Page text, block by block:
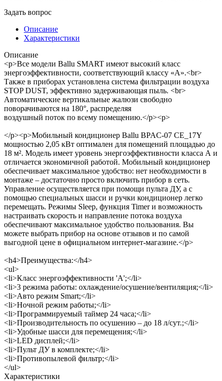
Задать вопрос
Описание
Характеристики
Описание
<p>Все модели Ballu SMART имеют высокий класс
энергоэффективности, соответствующий классу «А».<br>
Также в приборах установлена система фильтрации воздуха
STOP DUST, эффективно задерживающая пыль. <br>
Автоматические вертикальные жалюзи свободно
поворачиваются на 180°, распределяя
воздушный поток по всему помещению.</p><p>
</p><p>Мобильный кондиционер Ballu BPAC-07 CE_17Y
мощностью 2,05 кВт оптимален для помещений площадью до
18 м². Модель имеет уровень энергоэффективности класса А и
отличается экономичной работой. Мобильный кондиционер
обеспечивает максимальное удобство: нет необходимости в
монтаже – достаточно просто включить прибор в сеть.
Управление осуществляется при помощи пульта ДУ, а с
помощью специальных шасси и ручки кондиционер легко
перемещать. Режимы Sleep, функция Timer и возможность
настраивать скорость и направление потока воздуха
обеспечивают максимальное удобство пользования. Вы
можете выбрать прибор на основе отзывов и по самой
выгодной цене в официальном интернет-магазине.</p>
<h4>Преимущества:</h4>
<ul>
<li>Класс энергоэффективности 'А';</li>
<li>3 режима работы: охлаждение/осушение/вентиляция;</li>
<li>Авто режим Smart;</li>
<li>Ночной режим работы;</li>
<li>Программируемый таймер 24 часа;</li>
<li>Производительность по осушению – до 18 л/сут.;</li>
<li>Удобные шасси для перемещения;</li>
<li>LED дисплей;</li>
<li>Пульт ДУ в комплекте;</li>
<li>Противопылевой фильтр;</li>
</ul>
Характеристики